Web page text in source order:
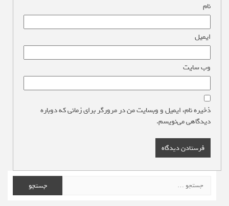
نام
ایمیل
وب‌ سایت
ذخیره نام، ایمیل و وبسایت من در مرورگر برای زمانی که دوباره
دیدگاهی می‌نویسم.
برای: